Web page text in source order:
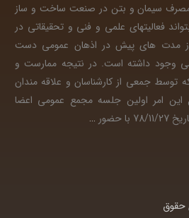
مصرف سیمان و بتن در صنعت ساخت و ساز
فعالیتهای علمی و فنی و تحقیقاتی در
از مدت های پیش در اذهان عمومی دست
وجود داشته است. در نتیجه ممارست و
توسط جمعی از کارشناسان و علاقه مندان
این امر اولین جلسه مجمع عمومی اعضا
حضور
…
حقوق